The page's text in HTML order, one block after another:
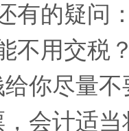
有的疑问
不用交税
给你尽量
会计适